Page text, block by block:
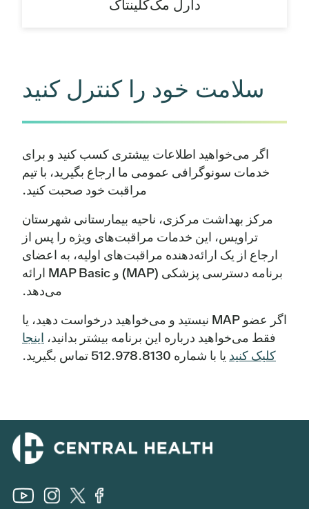
دارل مک‌کلینتاک
سلامت خود را کنترل کنید
اگر می‌خواهید اطلاعات بیشتری کسب کنید و برای
خدمات سونوگرافی عمومی ما ارجاع بگیرید، با تیم
مراقبت خود صحبت کنید.
مرکز بهداشت مرکزی، ناحیه بیمارستانی شهرستان
تراویس، این خدمات مراقبت‌های ویژه را پس از
ارجاع از یک ارائه‌دهنده مراقبت‌های اولیه، به اعضای
برنامه دسترسی پزشکی (MAP) و MAP Basic ارائه
می‌دهد.
اگر عضو MAP نیستید و می‌خواهید درخواست دهید، یا
فقط می‌خواهید درباره این برنامه بیشتر بدانید، اینجا
کلیک کنید یا با شماره ‎512.978.8130 تماس بگیرید.